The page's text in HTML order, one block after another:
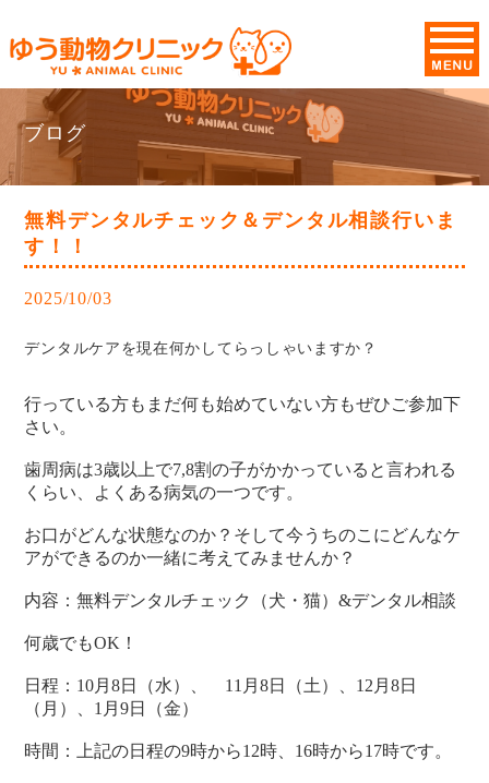
ブログ
無料デンタルチェック＆デンタル相談行いま
す！！
2025/10/03
デンタルケアを現在何かしてらっしゃいますか？
行っている方もまだ何も始めていない方もぜひご参加下
さい。
歯周病は3歳以上で7,8割の子がかかっていると言われる
くらい、よくある病気の一つです。
お口がどんな状態なのか？そして今うちのこにどんなケ
アができるのか一緒に考えてみませんか？
内容：無料デンタルチェック（犬・猫）&デンタル相談
何歳でもOK！
日程：10月8日（水）、 11月8日（土）、12月8日
（月）、1月9日（金）
時間：上記の日程の9時から12時、16時から17時です。